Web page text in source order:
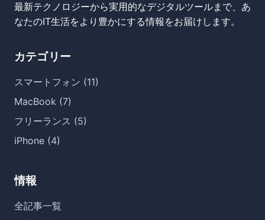
最新テクノロジーから実用的なデジタルツールまで、あ
なたのIT生活をより豊かにする情報をお届けします。
カテゴリー
スマートフォン (11)
MacBook (7)
フリーランス (5)
iPhone (4)
情報
全記事一覧